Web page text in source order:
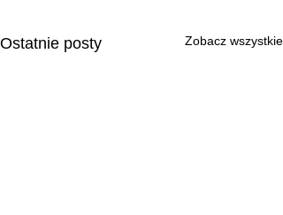
Ostatnie posty Zobacz wszystkie